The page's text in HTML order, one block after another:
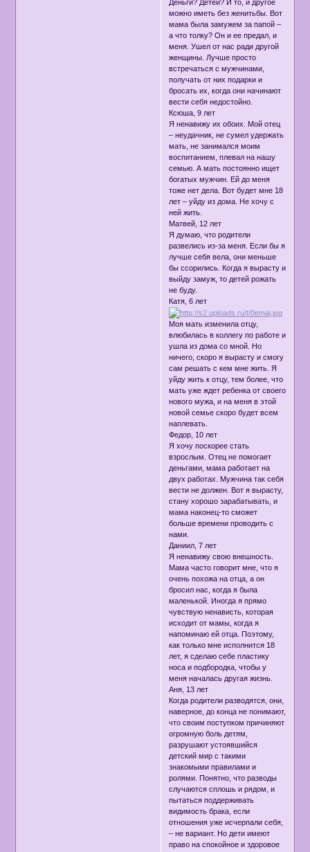
Деньги? Детей? И то, и другое
можно иметь без женитьбы. Вот
мама была замужем за папой –
а что толку? Он и ее предал, и
меня. Ушел от нас ради другой
женщины. Лучше просто
встречаться с мужчинами,
получать от них подарки и
бросать их, когда они начинают
вести себя недостойно.
Ксюша, 9 лет
Я ненавижу их обоих. Мой отец
– неудачник, не сумел удержать
мать, не занимался моим
воспитанием, плевал на нашу
семью. А мать постоянно ищет
богатых мужчин. Ей до меня
тоже нет дела. Вот будет мне 18
лет – уйду из дома. Не хочу с
ней жить.
Матвей, 12 лет
Я думаю, что родители
развелись из-за меня. Если бы я
лучше себя вела, они меньше
бы ссорились. Когда я вырасту и
выйду замуж, то детей рожать
не буду.
Катя, 6 лет
Моя мать изменила отцу,
влюбилась в коллегу по работе и
ушла из дома со мной. Но
ничего, скоро я вырасту и смогу
сам решать с кем мне жить. Я
уйду жить к отцу, тем более, что
мать уже ждет ребенка от своего
нового мужа, и на меня в этой
новой семье скоро будет всем
наплевать.
Федор, 10 лет
Я хочу поскорее стать
взрослым. Отец не помогает
деньгами, мама работает на
двух работах. Мужчина так себя
вести не должен. Вот я вырасту,
стану хорошо зарабатывать, и
мама наконец-то сможет
больше времени проводить с
нами.
Даниил, 7 лет
Я ненавижу свою внешность.
Мама часто говорит мне, что я
очень похожа на отца, а он
бросил нас, когда я была
маленькой. Иногда я прямо
чувствую ненависть, которая
исходит от мамы, когда я
напоминаю ей отца. Поэтому,
как только мне исполнится 18
лет, я сделаю себе пластику
носа и подбородка, чтобы у
меня началась другая жизнь.
Аня, 13 лет
Когда родители разводятся, они,
наверное, до конца не понимают,
что своим поступком причиняют
огромную боль детям,
разрушают устоявшийся
детский мир с такими
знакомыми правилами и
ролями. Понятно, что разводы
случаются сплошь и рядом, и
пытаться поддерживать
видимость брака, если
отношения уже исчерпали себя,
– не вариант. Но дети имеют
право на спокойное и здоровое